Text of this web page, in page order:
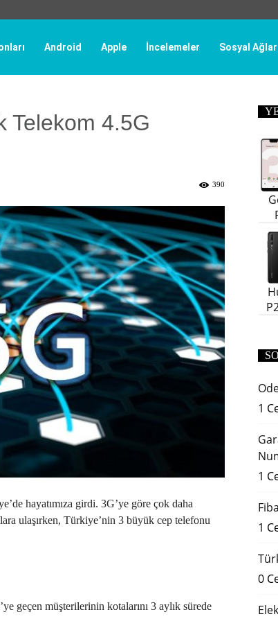
Android Apple İncelemeler Sosyal Ağlar
Telekom 4.5G
390
hayatımıza girdi. 3G’ye göre çok daha
ulaşırken, Türkiye’nin 3 büyük cep telefonu
geçen müşterilerinin kotalarını 3 aylık sürede
1
1
1
0